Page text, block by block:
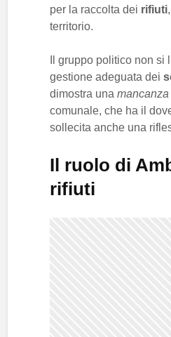
per la raccolta dei rifiuti
territorio.
Il gruppo politico non
gestione adeguata dei
dimostra una
comunale, che ha il
sollecita anche una
Il ruolo di
rifiuti